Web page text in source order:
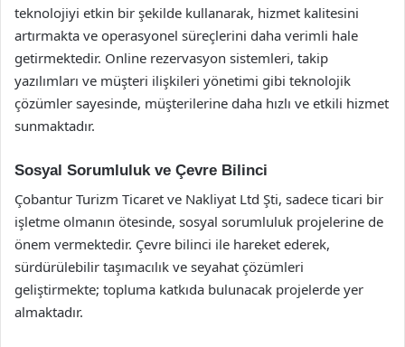
teknolojiyi etkin bir şekilde kullanarak, hizmet kalitesini
artırmakta ve operasyonel süreçlerini daha verimli hale
getirmektedir. Online rezervasyon sistemleri, takip
yazılımları ve müşteri ilişkileri yönetimi gibi teknolojik
çözümler sayesinde, müşterilerine daha hızlı ve etkili hizmet
sunmaktadır.
Sosyal Sorumluluk ve Çevre Bilinci
Çobantur Turizm Ticaret ve Nakliyat Ltd Şti, sadece ticari bir
işletme olmanın ötesinde, sosyal sorumluluk projelerine de
önem vermektedir. Çevre bilinci ile hareket ederek,
sürdürülebilir taşımacılık ve seyahat çözümleri
geliştirmekte; topluma katkıda bulunacak projelerde yer
almaktadır.